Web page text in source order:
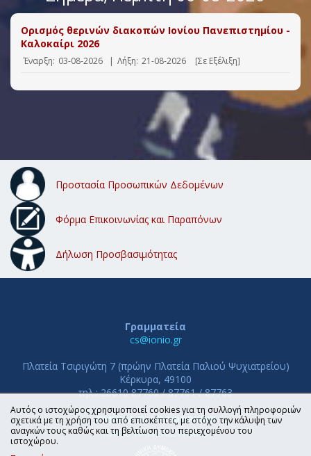
Ορισμός θερινών διακοπών Ιονίου Πανεπιστημίου -
Καλοκαίρι 2026
Έναρξη: 03-08-2026 | Λήξη: 21-08-2026 [Σε Εξέλιξη]
Προστασία Προσωπικών Δεδομένων
Φόρμα Επικοινωνίας και Παραπόνων
Δήλωση Προσβασιμότητας
Γραμματεία
cs@ionio.gr
Πλατεία Τσιριγώτη 7 (πρώην Πλατεία Παλιού Ψυχιατρείου)
Κέρκυρα, 49100
τηλ.: 26610 87760 / 87761 / 87763
ΤΜΗΜΑ ΠΛΗΡΟΦΟΡΙΚΗΣ
ΙΟΝΙΟ ΠΑΝΕΠΙΣΤΗΜΙΟ
Αυτός ο ιστοχώρος χρησιμοποιεί cookies για τη συλλογή πληροφοριών
σχετικά με τη χρήση του από επισκέπτες, με στόχο την κάλυψη των
αναγκών τους καθώς και τη βελτίωση του περιεχομένου του
ιστοχώρου.